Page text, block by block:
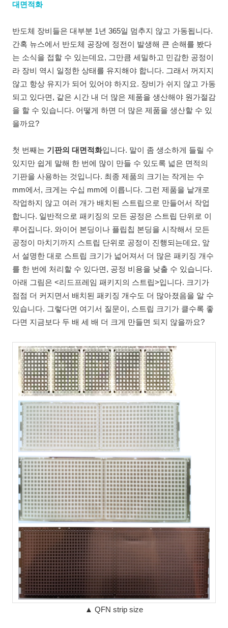
대면적화
반도체 장비들은 대부분 1년 365일 멈추지 않고 가동됩니다.
간혹 뉴스에서 반도체 공장에 정전이 발생해 큰 손해를 봤다
는 소식을 접할 수 있는데요, 그만큼 세밀하고 민감한 공정이
라 장비 역시 일정한 상태를 유지해야 합니다. 그래서 꺼지지
않고 항상 유지가 되어 있어야 하지요. 장비가 쉬지 않고 가동
되고 있다면, 같은 시간 내 더 많은 제품을 생산해야 원가절감
을 할 수 있습니다. 어떻게 하면 더 많은 제품을 생산할 수 있
을까요?
첫 번째는 기판의 대면적화입니다. 말이 좀 생소하게 들릴 수
있지만 쉽게 말해 한 번에 많이 만들 수 있도록 넓은 면적의
기판을 사용하는 것입니다. 최종 제품의 크기는 작게는 수
mm에서, 크게는 수십 mm에 이릅니다. 그런 제품을 낱개로
작업하지 않고 여러 개가 배치된 스트립으로 만들어서 작업
합니다. 일반적으로 패키징의 모든 공정은 스트립 단위로 이
루어집니다. 와이어 본딩이나 플립칩 본딩을 시작해서 모든
공정이 마치기까지 스트립 단위로 공정이 진행되는데요, 앞
서 설명한 대로 스트립 크기가 넓어져서 더 많은 패키징 개수
를 한 번에 처리할 수 있다면, 공정 비용을 낮출 수 있습니다.
아래 그림은 <리드프레임 패키지의 스트립>입니다. 크기가
점점 더 커지면서 배치된 패키징 개수도 더 많아졌음을 알 수
있습니다. 그렇다면 여기서 질문이, 스트립 크기가 클수록 좋
다면 지금보다 두 배 세 배 더 크게 만들면 되지 않을까요?
▲ QFN strip size